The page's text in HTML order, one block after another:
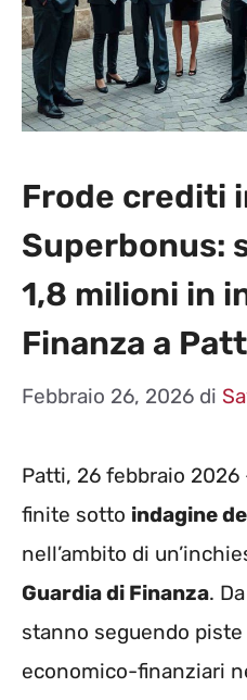
Frode crediti
Superbonus:
1,8 milioni in
Finanza a
Febbraio 26, 2026 di
Patti, 26 febbraio
finite sotto indagine
nell’ambito di
Guardia di Finanza.
stanno seguendo
economico-finanziari